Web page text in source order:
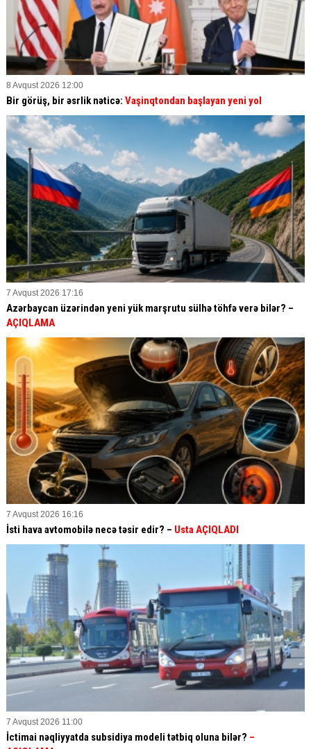
8 Avqust 2026 12:00
Bir görüş, bir əsrlik nəticə: Vaşinqtondan başlayan yeni yol
7 Avqust 2026 17:16
Azərbaycan üzərindən yeni yük marşrutu sülhə töhfə verə bilər? –
AÇIQLAMA
7 Avqust 2026 16:16
İsti hava avtomobilə necə təsir edir? – Usta AÇIQLADI
7 Avqust 2026 11:00
İctimai nəqliyyatda subsidiya modeli tətbiq oluna bilər? –